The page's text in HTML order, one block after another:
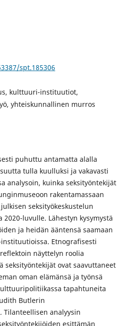
spt.185306
kulttuuri-instituutiot,
yhteiskunnallinen murros
puhuttu antamatta alalla
tulla kuulluksi ja vakavasti
analysoin, kuinka seksityöntekijät
rakentamassaan
seksityökeskustelun
luvulle. Lähestyn kysymystä
ja heidän ääntensä saamaan
Etnografisesti
näyttelyn roolia
seksityöntekijät ovat saavuttaneet
oman elämänsä ja työnsä
tapahtuneita
Butlerin
analyysin
esittämän